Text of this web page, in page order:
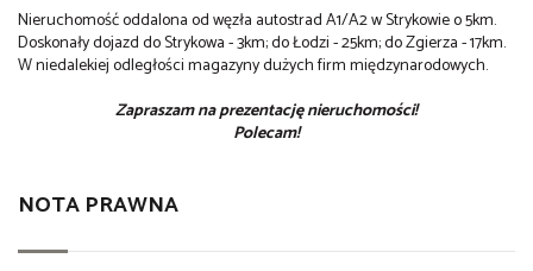
Nieruchomość oddalona od węzła autostrad A1/A2 w Strykowie o 5km.
Doskonały dojazd do Strykowa - 3km; do Łodzi - 25km; do Zgierza - 17km.
W niedalekiej odległości magazyny dużych firm międzynarodowych.
Zapraszam na prezentację nieruchomości!
Polecam!
NOTA PRAWNA